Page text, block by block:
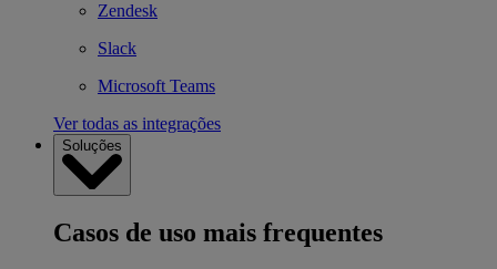
Zendesk
Slack
Microsoft Teams
Ver todas as integrações
Soluções
Casos de uso mais frequentes